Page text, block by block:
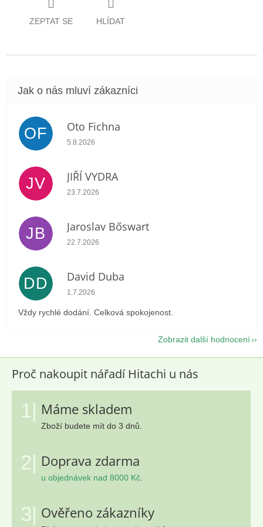
ZEPTAT SE HLÍDAT
OF Oto Fichna
Hodnocení obchodu je 5 z 5 hvězdiček.
5.8.2026
JV JIŘÍ VYDRA
Hodnocení obchodu je 5 z 5 hvězdiček.
23.7.2026
JB Jaroslav Bőswart
Hodnocení obchodu je 5 z 5 hvězdiček.
22.7.2026
DD David Duba
Hodnocení obchodu je 5 z 5 hvězdiček.
1.7.2026
Vždy rychlé dodání. Celková spokojenost.
Zobrazit další hodnocení
Proč nakoupit nářadí Hitachi u nás
1| Máme skladem
Zboží budete mít do 3 dnů.
2| Doprava zdarma
u objednávek nad 8000 Kč
3| Ověřeno zákazníky